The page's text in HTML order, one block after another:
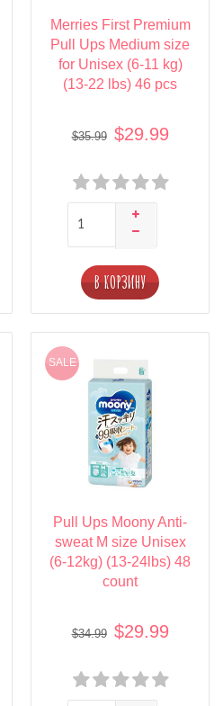
Merries First Premium
Pull Ups Medium size
for Unisex (6-11 kg)
(13-22 lbs) 46 pcs
$35.99 $29.99
В КОРЗИНУ
SALE
Pull Ups Moony Anti-
sweat M size Unisex
(6-12kg) (13-24lbs) 48
count
$34.99 $29.99